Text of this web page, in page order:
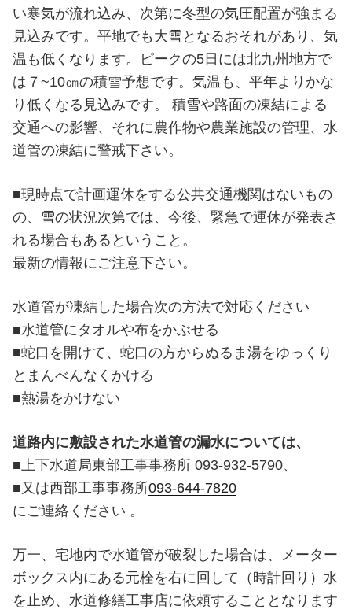
い寒気が流れ込み、次第に冬型の気圧配置が強まる
見込みです。平地でも大雪となるおそれがあり、気
温も低くなります。ピークの5日には北九州地方で
は７~10㎝の積雪予想です。気温も、平年よりかな
り低くなる見込みです。 積雪や路面の凍結による
交通への影響、それに農作物や農業施設の管理、水
道管の凍結に警戒下さい。
■現時点で計画運休をする公共交通機関はないもの
の、雪の状況次第では、今後、緊急で運休が発表さ
れる場合もあるということ。
最新の情報にご注意下さい。
水道管が凍結した場合次の方法で対応ください
■水道管にタオルや布をかぶせる
■蛇口を開けて、蛇口の方からぬるま湯をゆっくり
とまんべんなくかける
■熱湯をかけない
道路内に敷設された水道管の漏水については、
■上下水道局東部工事事務所 093-932-5790、
■又は西部工事事務所093-644-7820
にご連絡ください 。
万一、宅地内で水道管が破裂した場合は、メーター
ボックス内にある元栓を右に回して（時計回り）水
を止め、水道修繕工事店に依頼することとなります